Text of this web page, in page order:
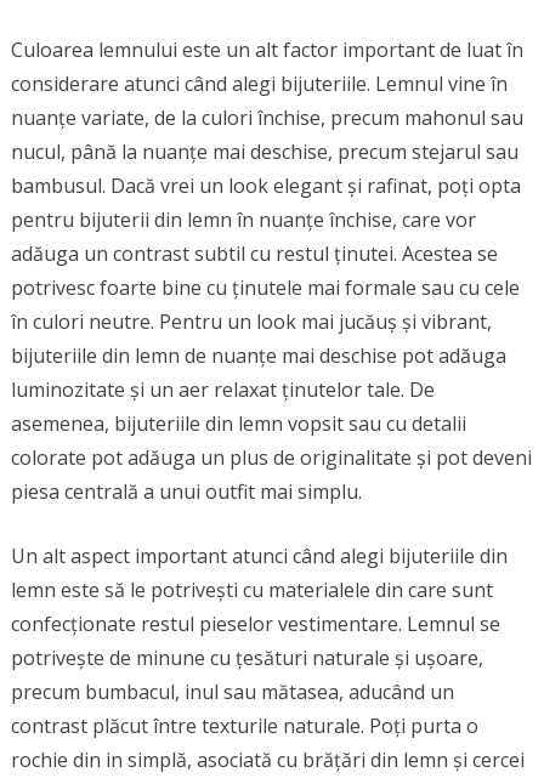
Culoarea lemnului este un alt factor important de luat în
considerare atunci când alegi bijuteriile. Lemnul vine în
nuanțe variate, de la culori închise, precum mahonul sau
nucul, până la nuanțe mai deschise, precum stejarul sau
bambusul. Dacă vrei un look elegant și rafinat, poți opta
pentru bijuterii din lemn în nuanțe închise, care vor
adăuga un contrast subtil cu restul ținutei. Acestea se
potrivesc foarte bine cu ținutele mai formale sau cu cele
în culori neutre. Pentru un look mai jucăuș și vibrant,
bijuteriile din lemn de nuanțe mai deschise pot adăuga
luminozitate și un aer relaxat ținutelor tale. De
asemenea, bijuteriile din lemn vopsit sau cu detalii
colorate pot adăuga un plus de originalitate și pot deveni
piesa centrală a unui outfit mai simplu.
Un alt aspect important atunci când alegi bijuteriile din
lemn este să le potrivești cu materialele din care sunt
confecționate restul pieselor vestimentare. Lemnul se
potrivește de minune cu țesături naturale și ușoare,
precum bumbacul, inul sau mătasea, aducând un
contrast plăcut între texturile naturale. Poți purta o
rochie din in simplă, asociată cu brățări din lemn și cercei